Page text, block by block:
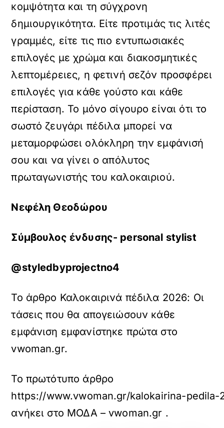
κομψότητα και τη σύγχρονη
δημιουργικότητα. Είτε προτιμάς τις λιτές
γραμμές, είτε τις πιο εντυπωσιακές
επιλογές με χρώμα και διακοσμητικές
λεπτομέρειες, η φετινή σεζόν προσφέρει
επιλογές για κάθε γούστο και κάθε
περίσταση. Το μόνο σίγουρο είναι ότι το
σωστό ζευγάρι πέδιλα μπορεί να
μεταμορφώσει ολόκληρη την εμφάνισή
σου και να γίνει ο απόλυτος
πρωταγωνιστής του καλοκαιριού.
Νεφέλη Θεοδώρου
Σύμβουλος ένδυσης- personal stylist
@styledbyprojectno4
Το άρθρο Καλοκαιρινά πέδιλα 2026: Οι
τάσεις που θα απογειώσουν κάθε
εμφάνιση εμφανίστηκε πρώτα στο
vwoman.gr.
Το πρωτότυπο άρθρο
https://www.vwoman.gr/kalokairina-
ανήκει στο ΜΟΔΑ – vwoman.gr .